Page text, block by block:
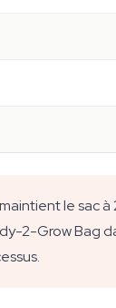
le sac à
2-Grow Bag